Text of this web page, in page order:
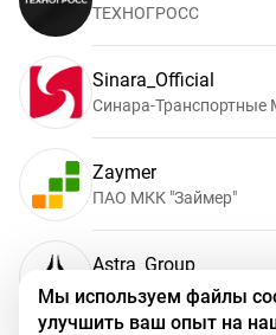
ТЕХНОГРОСС
Sinara_Official
Синара-
Zaymer
ПАО МКК "Займер"
Astra_Group
Группа Астра
Мы используем файлы
улучшить ваш опыт на